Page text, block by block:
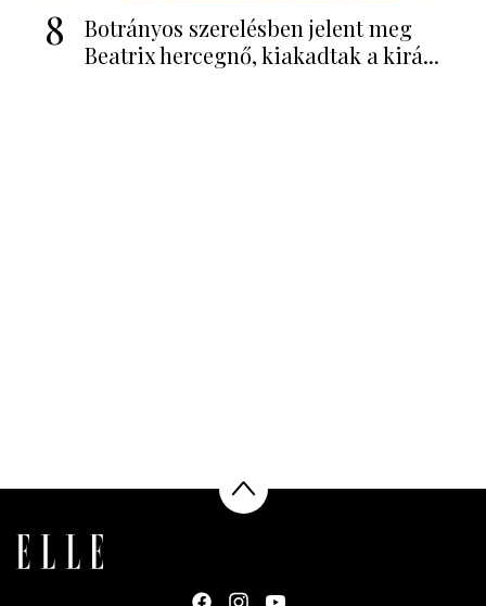
8
Botrányos szerelésben jelent meg
Beatrix hercegnő, kiakadtak a kirá...